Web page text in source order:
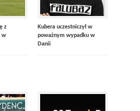
z
w
Kubera uczestniczył w
poważnym wypadku w
Danii